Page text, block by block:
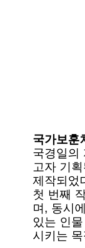
국가보훈
국경일의
고자 기
제작되었
첫 번째
며, 동시
있는 인
시키는